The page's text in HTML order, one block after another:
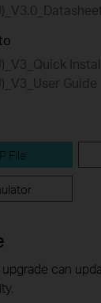
Guide
File
upgrade can